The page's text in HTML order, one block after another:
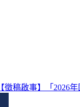
【徵稿啟事】「2026